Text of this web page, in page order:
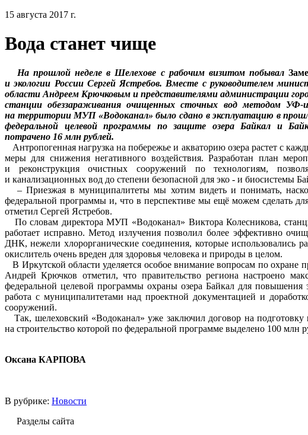
15 августа 2017 г.
Вода станет чище
На прошлой неделе в Шелехове с рабочим визитом побывал
и экологии России Сергей Ястребов. Вместе с руководителем
области Андреем Крючковым и представителями администрации
станции обеззараживания очищенных сточных вод методом УФ-
на территории МУП «Водоканал» было сдано в эксплуатацию в
федеральной целевой программы по защите озера Байкал и
потрачено 16 млн рублей.
Антропогенная нагрузка на побережье и акваторию озера растет с
меры для снижения негативного воздействия. Разработан план
и реконструкция очистных сооружений по технологиям,
и канализационных вод до степени безопасной для эко - и биосистемы
– Приезжая в муниципалитеты мы хотим видеть и понимать,
федеральной программы и, что в перспективе мы ещё можем сделать
отметил Сергей Ястребов.
По словам директора МУП «Водоканал» Виктора Колесникова,
работает исправно. Метод излучения позволил более эффективно
ДНК, нежели хлорорганические соединения, которые использовались
окислитель очень вреден для здоровья человека и природы в целом.
В Иркутской области уделяется особое внимание вопросам по
Андрей Крючков отметил, что правительство региона настроено
федеральной целевой программы охраны озера Байкал для повышения
работа с муниципалитетами над проектной документацией и
сооружений.
Так, шелеховский «Водоканал» уже заключил договор на подготовку
на строительство которой по федеральной программе выделено 100 млн
Оксана КАРПОВА
В рубрике: Новости
Разделы сайта